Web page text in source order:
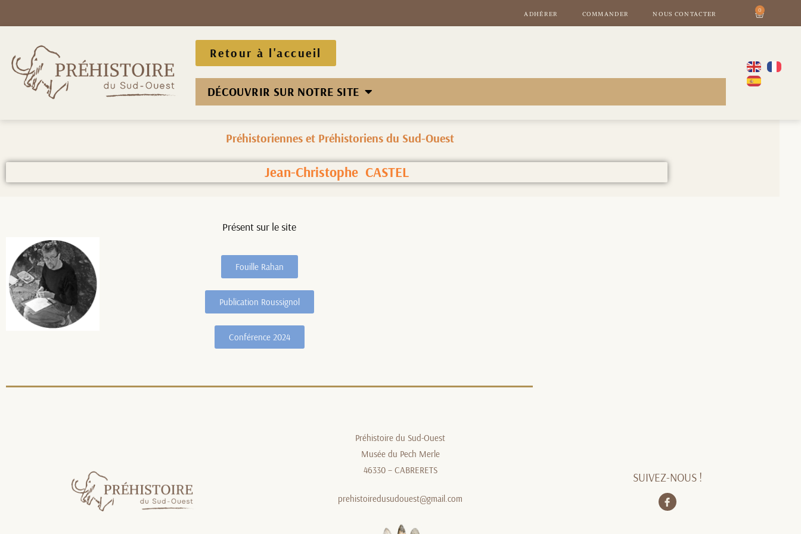
ADHÉRER COMMANDER NOUS CONTACTER 0
Retour à l'accueil
DÉCOUVRIR SUR NOTRE SITE
Préhistoriennes et Préhistoriens du Sud-Ouest
Jean-Christophe CASTEL
Présent sur le site
Fouille Rahan
Publication Roussignol
Conférence 2024
Préhistoire du Sud-Ouest
Musée du Pech Merle
46330 – CABRERETS
prehistoiredusudouest@gmail.com
SUIVEZ-NOUS !